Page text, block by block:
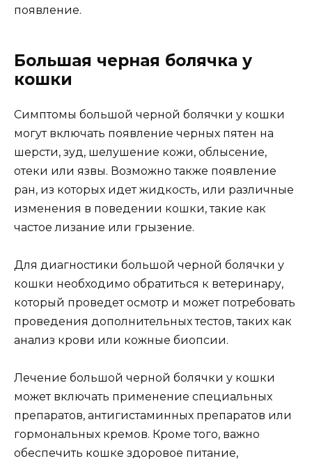
появление.
Большая черная болячка у
кошки
Симптомы большой черной болячки у кошки
могут включать появление черных пятен на
шерсти, зуд, шелушение кожи, облысение,
отеки или язвы. Возможно также появление
ран, из которых идет жидкость, или различные
изменения в поведении кошки, такие как
частое лизание или грызение.
Для диагностики большой черной болячки у
кошки необходимо обратиться к ветеринару,
который проведет осмотр и может потребовать
проведения дополнительных тестов, таких как
анализ крови или кожные биопсии.
Лечение большой черной болячки у кошки
может включать применение специальных
препаратов, антигистаминных препаратов или
гормональных кремов. Кроме того, важно
обеспечить кошке здоровое питание,